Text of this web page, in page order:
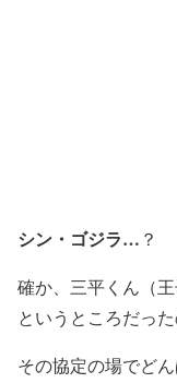
シン・ゴジラ… ？
確か、三平くん（
というところだった
その協定の場でど